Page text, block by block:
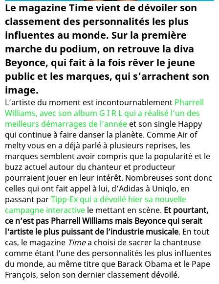
Le magazine Time vient de dévoiler son
classement des personnalités les plus
influentes au monde. Sur la première
marche du podium, on retrouve la diva
Beyonce, qui fait à la fois rêver le jeune
public et les marques, qui s’arrachent son
image.
L’artiste du moment est incontournablement Pharrell
Williams, avec son album G I R L qui a réalisé l’un des
meilleurs démarrages de l’année et son single Happy
qui continue à faire danser la planète. Comme Air of
melty vous en a déjà parlé à plusieurs reprises, les
marques semblent avoir compris que la popularité et le
buzz actuel autour du chanteur et producteur
pourraient jouer en leur intérêt. Nombreuses sont donc
celles qui ont fait appel à lui, d’Adidas à Uniqlo, en
passant parTipp-Ex qui a dévoilé hier sa nouvelle
campagne interactive le mettant en scène. Et pourtant,
ce n’est pas Pharrell Williams mais Beyonce qui serait
l'artiste le plus puissant de l’industrie musicale. En tout
cas, le magazine Timea choisi de sacrer la chanteuse
comme étant l'une des personnalités les plus influentes
du monde, au même titre que Barack Obama et le Pape
François, selon son dernier classement dévoilé.